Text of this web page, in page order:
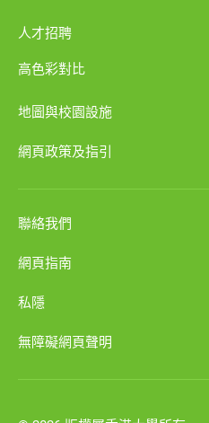
人才招聘
高色彩對比
地圖與校園設施
網頁政策及指引
聯絡我們
網頁指南
私隱
無障礙網頁聲明